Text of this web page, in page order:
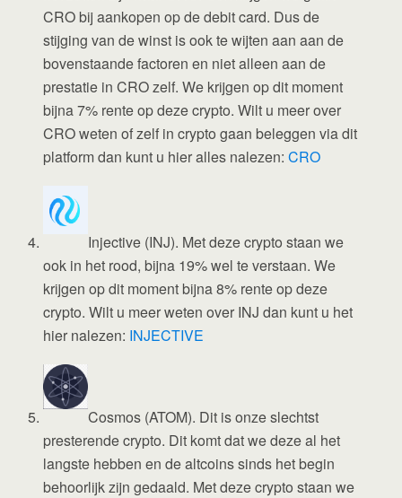
CRO bij aankopen op de debit card. Dus de
stijging van de winst is ook te wijten aan aan de
bovenstaande factoren en niet alleen aan de
prestatie in CRO zelf. We krijgen op dit moment
bijna 7% rente op deze crypto. Wilt u meer over
CRO weten of zelf in crypto gaan beleggen via dit
platform dan kunt u hier alles nalezen:CRO
Injective (INJ). Met deze crypto staan we
ook in het rood, bijna 19% wel te verstaan. We
krijgen op dit moment bijna 8% rente op deze
crypto. Wilt u meer weten over INJ dan kunt u het
hier nalezen: INJECTIVE
Cosmos (ATOM). Dit is onze slechtst
presterende crypto. Dit komt dat we deze al het
langste hebben en de altcoins sinds het begin
behoorlijk zijn gedaald. Met deze crypto staan we